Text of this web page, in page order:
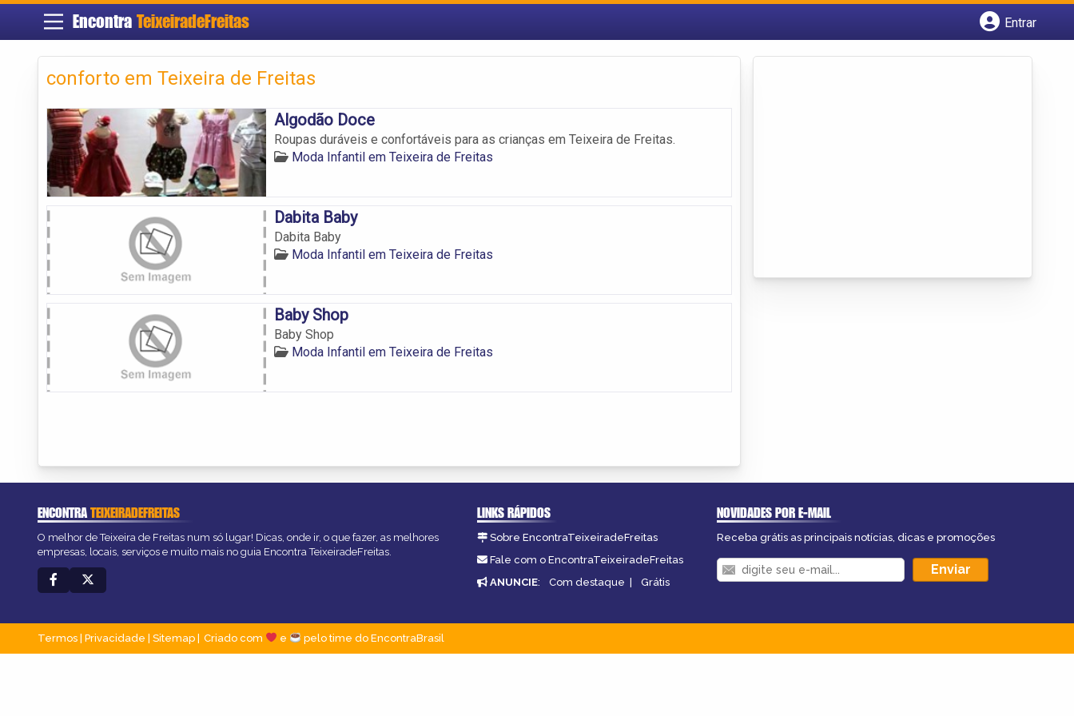
Encontra TeixeiradeFreitas
Entrar
conforto em Teixeira de Freitas
Algodão Doce
Roupas duráveis e confortáveis para as crianças em Teixeira de Freitas.
Moda Infantil em Teixeira de Freitas
Dabita Baby
Dabita Baby
Moda Infantil em Teixeira de Freitas
Baby Shop
Baby Shop
Moda Infantil em Teixeira de Freitas
ENCONTRATEIXEIRADEFREITAS
O melhor de Teixeira de Freitas num só lugar! Dicas, onde ir, o que fazer, as melhores
empresas, locais, serviços e muito mais no guia Encontra TeixeiradeFreitas.
LINKS RÁPIDOS
Sobre EncontraTeixeiradeFreitas
Fale com o EncontraTeixeiradeFreitas
ANUNCIE: Com destaque | Grátis
NOVIDADES POR E-MAIL
Receba grátis as principais notícias, dicas e promoções
Termos Privacidade Sitemap Criado com e pelo time do EncontraBrasil